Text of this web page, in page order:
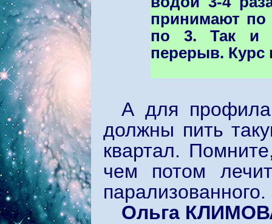
принимают по
по 3. Так и
перерыв. Курс
А для
должны пить
квартал.
чем потом
парализованного.
Ольга